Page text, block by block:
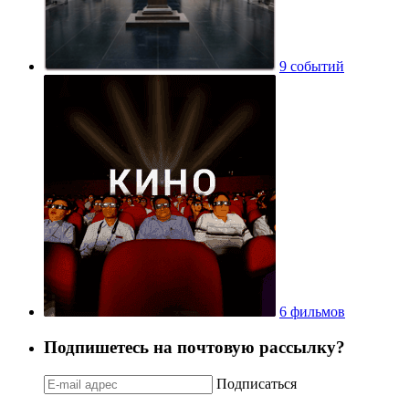
9 событий
6 фильмов
Подпишетесь на почтовую рассылку?
Подписаться